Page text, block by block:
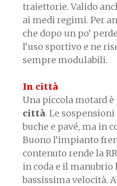
traiettorie. Valido
ai medi regimi. Per
che dopo un po’
l’uso sportivo e ne
sempre modulabili.
In città
Una piccola motard
città. Le
buche e pavé, ma in
Buono l’impianto
contenuto rende la
in coda e il
bassissima velocità.